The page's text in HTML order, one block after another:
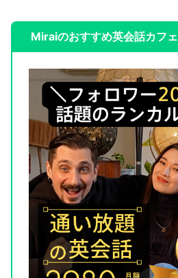
Miraiのおすすめ英会話カフェ